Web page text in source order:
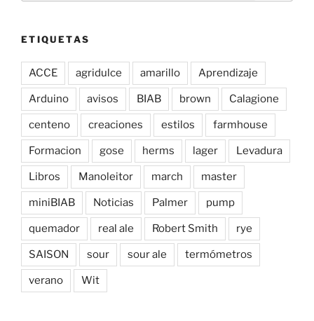
ETIQUETAS
ACCE agridulce amarillo Aprendizaje
Arduino avisos BIAB brown Calagione
centeno creaciones estilos farmhouse
Formacion gose herms lager Levadura
Libros Manoleitor march master
miniBIAB Noticias Palmer pump
quemador real ale Robert Smith rye
SAISON sour sour ale termómetros
verano Wit